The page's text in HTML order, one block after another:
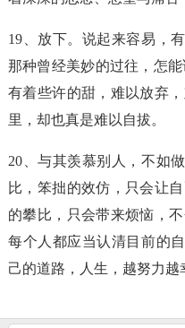
19、放下。说起来容易，
那种曾经美妙的过往，怎
有着些许的甜，难以放弃
里，却也真是难以自拔。
20、与其羡慕别人，不如
比，笨拙的效仿，只会让
的攀比，只会带来烦恼，
每个人都应当认清目前的
己的道路，人生，越努力越